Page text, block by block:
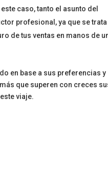
caso, tanto el asunto del
profesional, ya que se
de tus ventas en manos de
en base a sus preferencias y
que superen con creces
viaje.